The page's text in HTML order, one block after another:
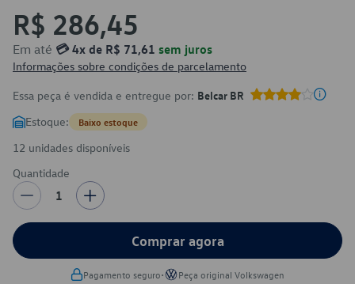
R$ 286,45
Em até 💳 4x de R$ 71,61 sem juros
Informações sobre condições de parcelamento
Essa peça é vendida e entregue por: Belcar BR
Estoque: Baixo estoque
12 unidades disponíveis
Quantidade
1
Comprar agora
Pagamento seguro• Peça original Volkswagen